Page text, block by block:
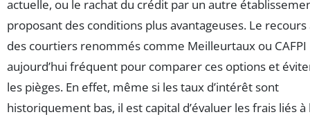
actuelle, ou le rachat du crédit par un autre
proposant des conditions plus avantageuses. Le recours
des courtiers renommés comme Meilleurtaux ou CAFPI
aujourd’hui fréquent pour comparer ces options et
les pièges. En effet, même si les taux d’intérêt sont
historiquement bas, il est capital d’évaluer les frais liés à